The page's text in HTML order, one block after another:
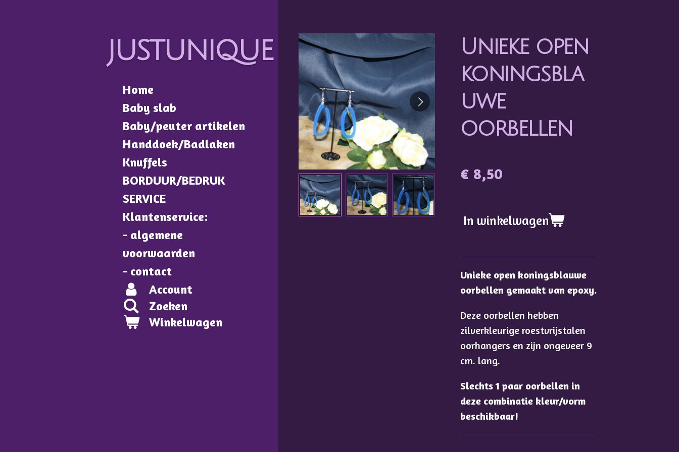
Unieke open
koningsbla
uwe
oorbellen
€ 8,50
In winkelwagen
Unieke open koningsblauwe
oorbellen gemaakt van epoxy.
Deze oorbellen hebben
zilverkleurige roestvrijstalen
oorhangers en zijn ongeveer 9
cm. lang.
Slechts 1 paar oorbellen in
deze combinatie kleur/vorm
beschikbaar!
justunique
Home
Baby slab
Baby/peuter artikelen
Handdoek/Badlaken
Knuffels
BORDUUR/BEDRUK
SERVICE
Klantenservice:
- algemene
voorwaarden
- contact
Account
Zoeken
Winkelwagen